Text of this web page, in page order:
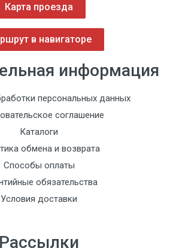
Карта проезда
в навигаторе
информация
персональных данных
соглашение
Каталоги
обмена и возврата
Способы оплаты
обязательства
Условия доставки
Рассылки